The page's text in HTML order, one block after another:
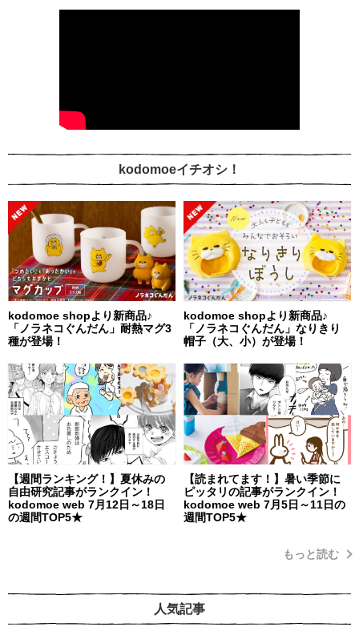
kodomoeイチオシ！
kodomoe shopより新商品♪
「ノラネコぐんだん」耐熱マグ3
種が登場！
kodomoe shopより新商品♪
「ノラネコぐんだん」なりきり
帽子（大、小）が登場！
【週間ランキング！】夏休みの
自由研究記事がランクイン！
kodomoe web 7月12日～18日
の週間TOP5★
【読まれてます！】暑い季節に
ピッタリの記事がランクイン！
kodomoe web 7月5日～11日の
週間TOP5★
もっと読む
人気記事